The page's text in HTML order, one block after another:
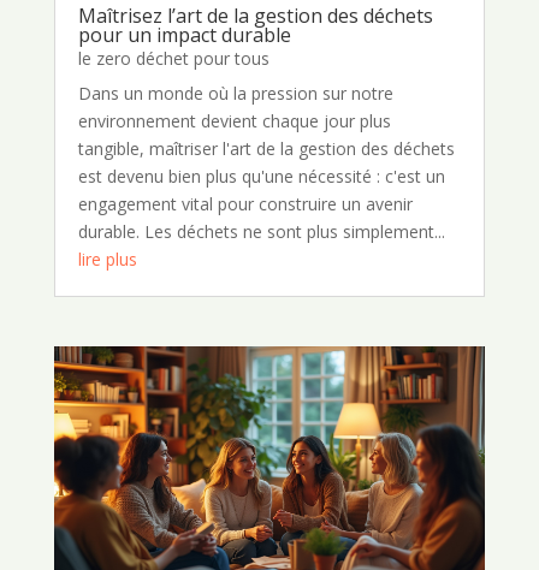
Maîtrisez l’art de la gestion des déchets
pour un impact durable
le zero déchet pour tous
Dans un monde où la pression sur notre
environnement devient chaque jour plus
tangible, maîtriser l'art de la gestion des déchets
est devenu bien plus qu'une nécessité : c'est un
engagement vital pour construire un avenir
durable. Les déchets ne sont plus simplement...
lire plus